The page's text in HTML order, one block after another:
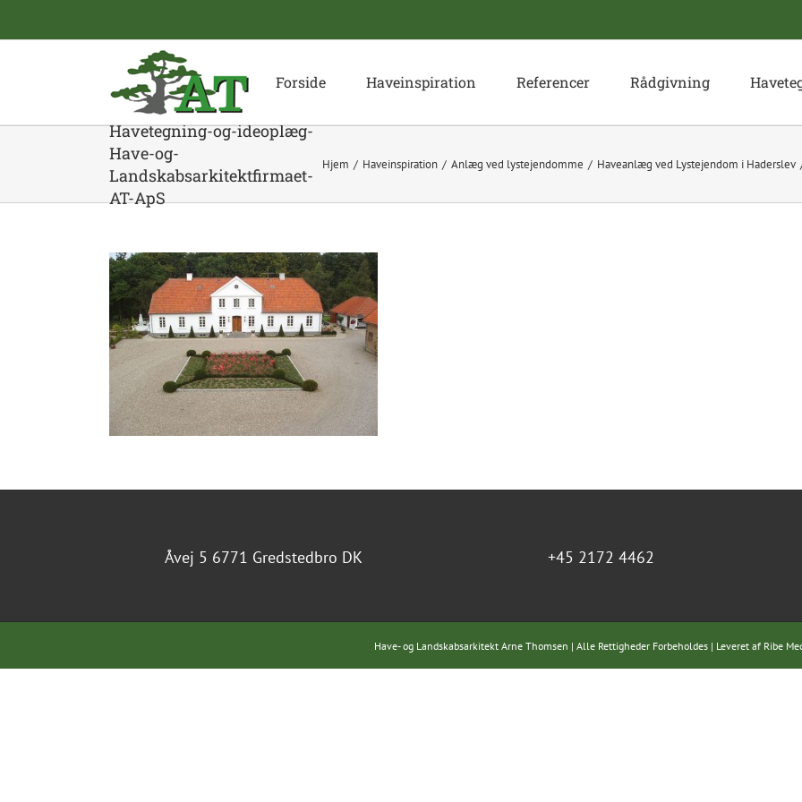
content
Forside Haveinspiration Referencer Rådgivning
Havetegning-og-ideoplæg-
Have-og-
Landskabsarkitektfirmaet-
AT-ApS
Hjem Haveinspiration Anlæg ved lystejendomme Haveanlæg ved Lystejendom i Haderslev
Åvej 5 6771 Gredstedbro DK +45 2172 4462
Have- og Landskabsarkitekt Arne Thomsen | Alle Rettigheder Forbeholdes | Leveret af Ribe